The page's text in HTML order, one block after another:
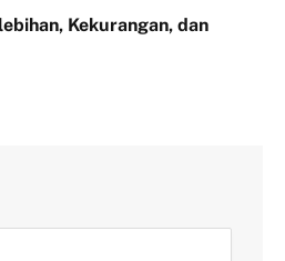
Kekurangan, dan